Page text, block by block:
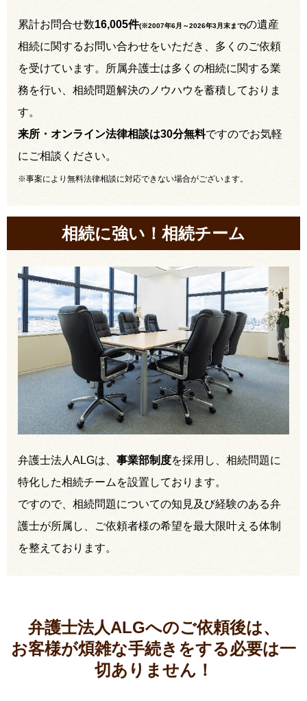
累計お問合せ数16,005件(※2007年6月～2026年3月末まで)の遺産
相続に関するお問い合わせをいただき、多くのご依頼
を受けています。所属弁護士は多くの相続に関する業
務を行い、相続問題解決のノウハウを蓄積しておりま
す。
来所・オンライン法律相談は30分無料ですのでお気軽
にご相談ください。
※事案により無料法律相談に対応できない場合がございます。
相続に強い！相続チーム
弁護士法人ALGは、 事業部制度を採用し、相続問題に
特化した相続チームを設置しております。
ですので、相続問題についての知見及び経験のある弁
護士が所属し、ご依頼者様の希望を最大限叶える体制
を整えております。
弁護士法人ALGへのご依頼後は、
お客様が煩雑な手続きをする必要は一
切ありません！